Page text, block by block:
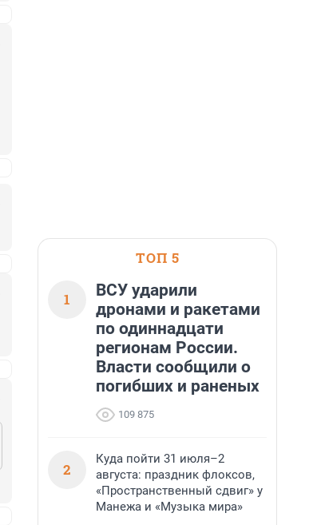
ТОП 5
1
ВСУ ударили
дронами и ракетами
по одиннадцати
регионам России.
Власти сообщили о
погибших и раненых
109 875
2
Куда пойти 31 июля–2
августа: праздник флоксов,
«Пространственный сдвиг» у
Манежа и «Музыка мира»